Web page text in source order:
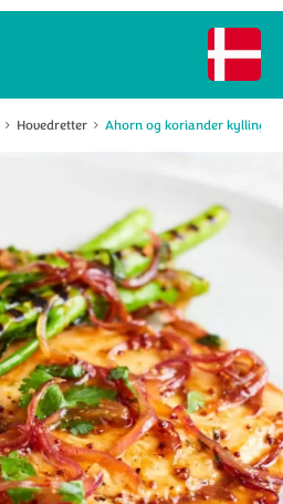
Hovedretter Ahorn og koriander kylling